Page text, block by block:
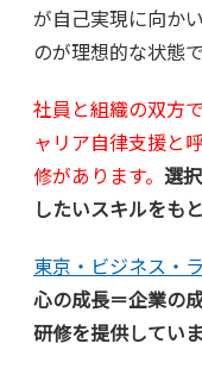
が自己実現に向か
のが理想的な状態で
社員と組織の双方
ャリア自律支援と
修があります。 選
したいスキルをも
東京・ビジネス・
心の成長＝企業の
研修を提供していま